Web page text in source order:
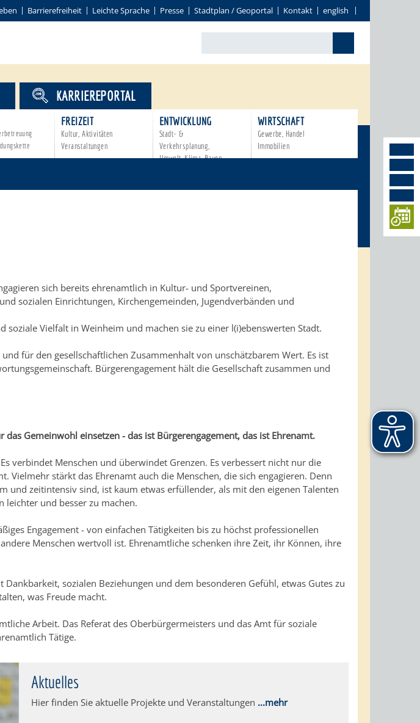
Barrierefreiheit Leichte Sprache Presse Stadtplan / Geoportal Kontakt english
FREIZEIT
Kultur, Aktivitäten
Veranstaltungen
ENTWICKLUNG
Stadt- &
Verkehrsplanung,
Umwelt, Klima, Bauen
WIRTSCHAFT
Gewerbe, Handel
Immobilien
KARRIEREPORTAL
sich bereits ehrenamtlich in Kultur- und Sportvereinen,
sozialen Einrichtungen, Kirchengemeinden, Jugendverbänden und
Vielfalt in Weinheim und machen sie zu einer l(i)ebenswerten Stadt.
für den gesellschaftlichen Zusammenhalt von unschätzbarem Wert. Es ist
Bürgerengagement hält die Gesellschaft zusammen und
Gemeinwohl einsetzen - das ist Bürgerengagement, das ist Ehrenamt.
verbindet Menschen und überwindet Grenzen. Es verbessert nicht nur die
Vielmehr stärkt das Ehrenamt auch die Menschen, die sich engagieren. Denn
und zeitintensiv sind, ist kaum etwas erfüllender, als mit den eigenen Talenten
leichter und besser zu machen.
Engagement - von einfachen Tätigkeiten bis zu höchst professionellen
Menschen wertvoll ist. Ehrenamtliche schenken ihre Zeit, ihr Können, ihre
sozialen Beziehungen und dem besonderen Gefühl, etwas Gutes zu
was Freude macht.
Arbeit. Das Referat des Oberbürgermeisters und das Amt für soziale
Tätige.
Aktuelles
Hier finden Sie aktuelle Projekte und Veranstaltungen ...mehr